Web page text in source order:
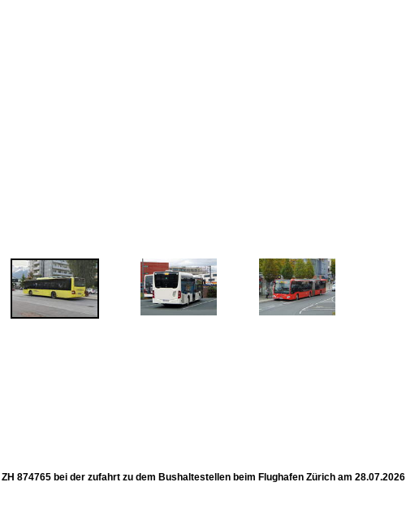
874765 bei der zufahrt zu dem Bushaltestellen beim Flughafen Zürich am 28.07.2026